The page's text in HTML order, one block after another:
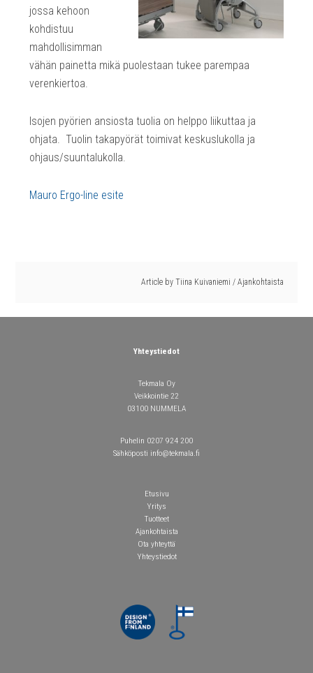
jossa kehoon
kohdistuu
mahdollisimman
vähän painetta mikä puolestaan tukee parempaa
verenkiertoa.
Isojen pyörien ansiosta tuolia on helppo liikuttaa ja
ohjata. Tuolin takapyörät toimivat keskuslukolla ja
ohjaus/suuntalukolla.
Mauro Ergo-line esite
Article by Tiina Kuivaniemi / Ajankohtaista
Yhteystiedot
Tekmala Oy
Veikkointie 22
03100 NUMMELA
Puhelin 0207 924 200
Sähköposti info@tekmala.fi
Etusivu
Yritys
Tuotteet
Ajankohtaista
Ota yhteyttä
Yhteystiedot